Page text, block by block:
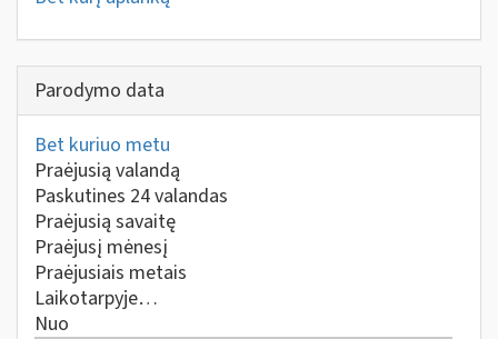
Parodymo data
Bet kuriuo metu
Praėjusią valandą
Paskutines 24 valandas
Praėjusią savaitę
Praėjusį mėnesį
Praėjusiais metais
Laikotarpyje…
Nuo